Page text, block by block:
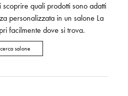
scoprire quali prodotti sono adatti
personalizzata in un salone La
facilmente dove si trova.
salone